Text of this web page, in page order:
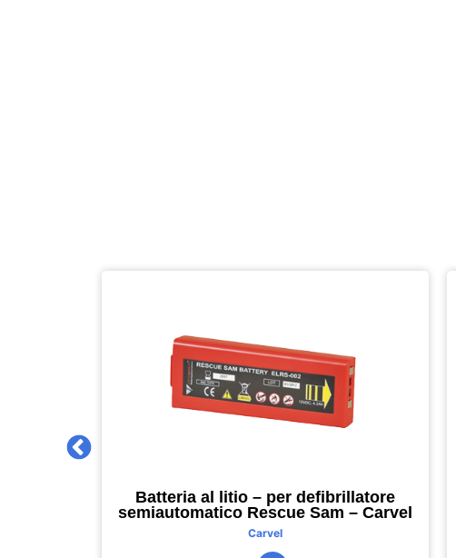
Batteria al litio – per defibrillatore
semiautomatico Rescue Sam – Carvel
Carvel